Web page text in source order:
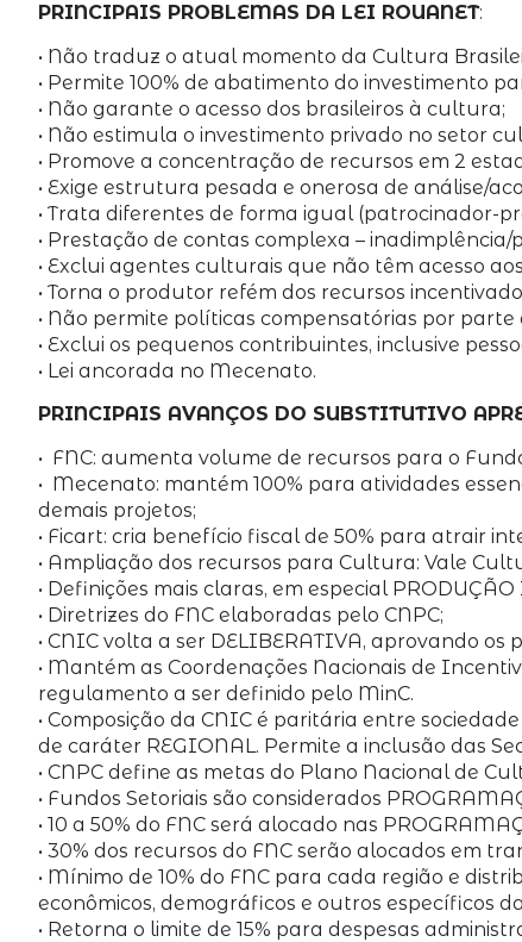
PRINCIPAIS PROBLEMAS DA LEI ROUANET:
• Não traduz o atual momento da Cultura
• Permite 100% de abatimento do investimento
• Não garante o acesso dos brasileiros à cultura;
• Não estimula o investimento privado no setor
• Promove a concentração de recursos em 2
• Exige estrutura pesada e onerosa de análise/
• Trata diferentes de forma igual (patrocinador-
• Prestação de contas complexa – inadimplência/
• Exclui agentes culturais que não têm acesso
• Torna o produtor refém dos recursos
• Não permite políticas compensatórias por parte
• Exclui os pequenos contribuintes, inclusive
• Lei ancorada no Mecenato.
PRINCIPAIS AVANÇOS DO SUBSTITUTIVO
• FNC: aumenta volume de recursos para o
• Mecenato: mantém 100% para atividades
demais projetos;
• Ficart: cria benefício fiscal de 50% para atrair
• Ampliação dos recursos para Cultura: Vale
• Definições mais claras, em especial
• Diretrizes do FNC elaboradas pelo CNPC;
• CNIC volta a ser DELIBERATIVA, aprovando os
• Mantém as Coordenações Nacionais de
regulamento a ser definido pelo MinC.
• Composição da CNIC é paritária entre
de caráter REGIONAL. Permite a inclusão das
• CNPC define as metas do Plano Nacional de
• Fundos Setoriais são considerados
• 10 a 50% do FNC será alocado nas
• 30% dos recursos do FNC serão alocados em
• Mínimo de 10% do FNC para cada região e
econômicos, demográficos e outros específicos
• Retorna o limite de 15% para despesas